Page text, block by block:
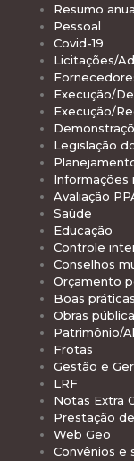
Resumo
Pessoal
Covid-19
Licitações/
Execução/
Execução/
Legislação
Informações
Avaliação
Saúde
Educação
Controle
Conselhos
Orçamento
Boas práticas
Obras
Patrimônio/
Frotas
Gestão e
LRF
Notas Extra
Prestação
Web Geo
Convênios e